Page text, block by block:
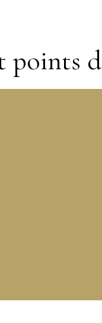
points